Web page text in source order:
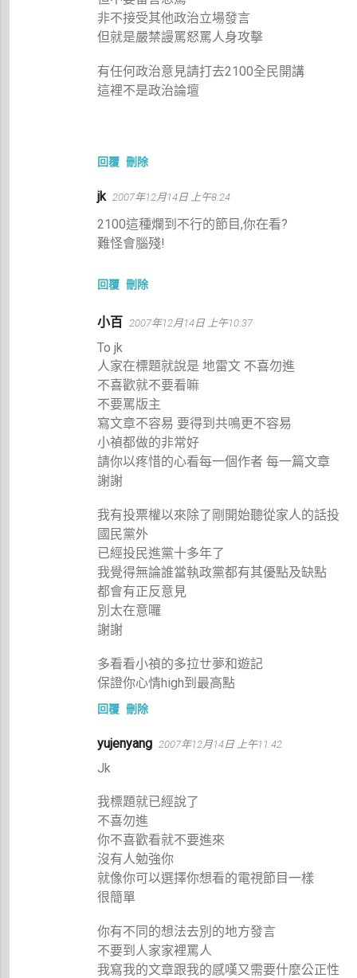
非不接受其他政治立場發言
但就是嚴禁謾罵怒罵人身攻擊
有任何政治意見請打去2100全民開講
這裡不是政治論壇
回覆 刪除
jk 2007年12月14日 上午8:24
2100這種爛到不行的節目,你在看?
難怪會腦殘!
回覆 刪除
小百 2007年12月14日 上午10:37
To jk
人家在標題就說是 地雷文 不喜勿進
不喜歡就不要看嘛
不要罵版主
寫文章不容易 要得到共鳴更不容易
小禎都做的非常好
請你以疼惜的心看每一個作者 每一篇文章
謝謝
我有投票權以來除了剛開始聽從家人的話投
國民黨外
已經投民進黨十多年了
我覺得無論誰當執政黨都有其優點及缺點
都會有正反意見
別太在意囉
謝謝
多看看小禎的多拉ㄝ夢和遊記
保證你心情high到最高點
回覆 刪除
yujenyang 2007年12月14日 上午11:42
Jk
我標題就已經說了
不喜勿進
你不喜歡看就不要進來
沒有人勉強你
就像你可以選擇你想看的電視節目一樣
很簡單
你有不同的想法去別的地方發言
不要到人家家裡罵人
我寫我的文章跟我的感嘆又需要什麼公正性